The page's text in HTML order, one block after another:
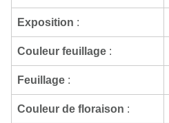
Exposition :
Couleur feuillage :
Feuillage :
Couleur de floraison :